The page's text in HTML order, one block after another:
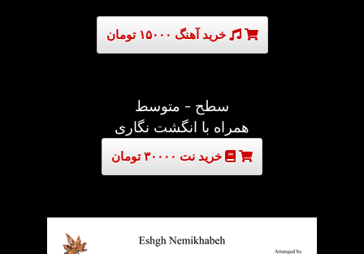
خرید آهنگ ۱۵۰۰۰ تومان
سطح - متوسط
همراه با انگشت نگاری
خرید نت ۳۰۰۰۰ تومان